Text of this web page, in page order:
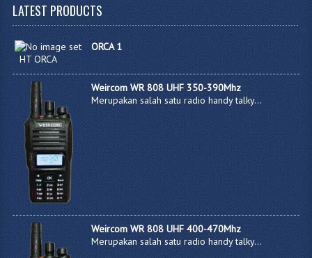
LATEST PRODUCTS
ORCA 1
HT ORCA
Weircom WR 808 UHF 350-390Mhz
Merupakan salah satu radio handy talky...
Weircom WR 808 UHF 400-470Mhz
Merupakan salah satu radio handy talky...